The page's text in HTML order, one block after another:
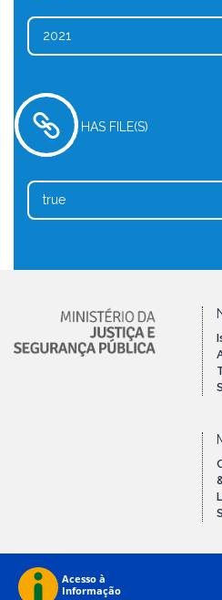
2021
HAS FILE(S)
true